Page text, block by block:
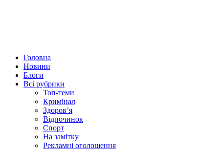
Головна
Новини
Блоги
Всі рубрики
Топ-теми
Кримінал
Здоров’я
Відпочинок
Спорт
На замітку
Рекламні оголошення